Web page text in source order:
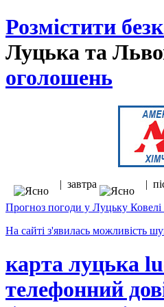
Розмістити
Луцька та
оголошень
| завтра
|
Прогноз погоди у Луцьку
На сайті з'явилась можливість
карта луцька
телефонний